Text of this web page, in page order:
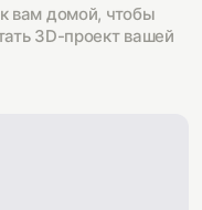
вам домой, чтобы
3D-проект вашей